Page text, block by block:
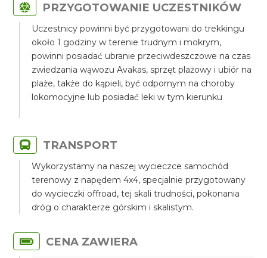
PRZYGOTOWANIE UCZESTNIKÓW
Uczestnicy powinni być przygotowani do trekkingu
około 1 godziny w terenie trudnym i mokrym,
powinni posiadać ubranie przeciwdeszczowe na czas
zwiedzania wąwozu Avakas, sprzęt plażowy i ubiór na
plaże, także do kąpieli, być odpornym na choroby
lokomocyjne lub posiadać leki w tym kierunku
TRANSPORT
Wykorzystamy na naszej wycieczce samochód
terenowy z napędem 4x4, specjalnie przygotowany
do wycieczki offroad, tej skali trudności, pokonania
dróg o charakterze górskim i skalistym.
CENA ZAWIERA